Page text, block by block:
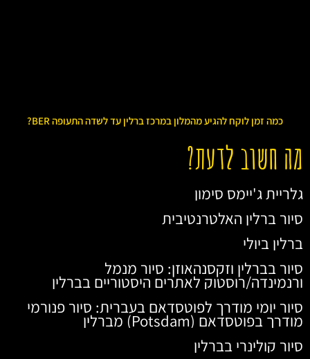
כמה זמן לוקח להגיע מהמלון במרכז ברלין עד לשדה התעופה BER?
מה חשוב לדעת?
גלריית ג'יימס סימון
סיור ברלין האלטרנטיבית
ברלין ביולי
סיור בברלין וזקסנהאוזן: סיור מנמל
ורנמינדה/רוסטוק לאתרים היסטוריים בברלין
סיור יומי מודרך לפוטסדאם בעברית: סיור פנורמי
מודרך בפוטסדאם (Potsdam) מברלין
סיור קולינרי בברלין